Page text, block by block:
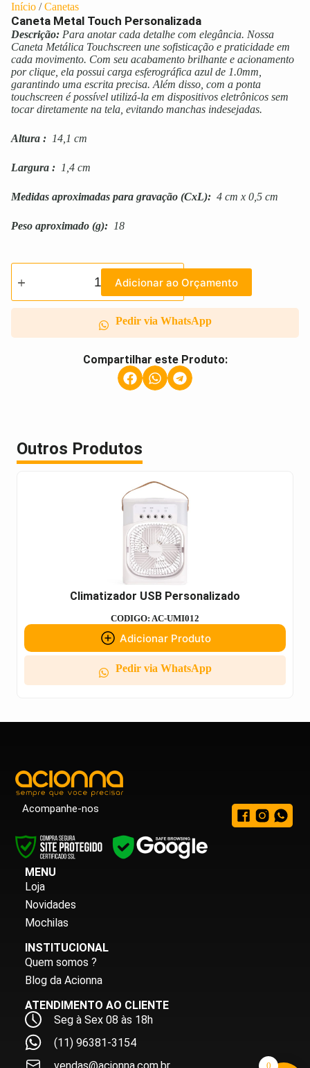
Início /Canetas
Caneta Metal Touch Personalizada
Descrição: Para anotar cada detalhe com elegância. Nossa
Caneta Metálica Touchscreen une sofisticação e praticidade em
cada movimento. Com seu acabamento brilhante e acionamento
por clique, ela possui carga esferográfica azul de 1.0mm,
garantindo uma escrita precisa. Além disso, com a ponta
touchscreen é possível utilizá-la em dispositivos eletrônicos sem
tocar diretamente na tela, evitando manchas indesejadas.
Altura : 14,1 cm
Largura : 1,4 cm
Medidas aproximadas para gravação (CxL): 4 cm x 0,5 cm
Peso aproximado (g): 18
Adicionar ao Orçamento
Pedir via WhatsApp
Compartilhar este Produto:
Outros Produtos
Climatizador USB Personalizado
CODIGO: AC-UMI012
Adicionar Produto
Pedir via WhatsApp
Acompanhe-nos
MENU
Loja
Novidades
Mochilas
INSTITUCIONAL
Quem somos ?
Blog da Acionna
ATENDIMENTO AO CLIENTE
Seg à Sex 08 às 18h
(11) 96381-3154
vendas@acionna.com.br
0